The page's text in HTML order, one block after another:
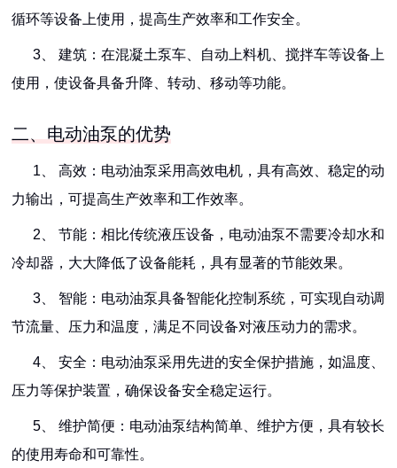
循环等设备上使用，提高生产效率和工作安全。
3、 建筑：在混凝土泵车、自动上料机、搅拌车等设备上
使用，使设备具备升降、转动、移动等功能。
二、电动油泵的优势
1、 高效：电动油泵采用高效电机，具有高效、稳定的动
力输出，可提高生产效率和工作效率。
2、 节能：相比传统液压设备，电动油泵不需要冷却水和
冷却器，大大降低了设备能耗，具有显著的节能效果。
3、 智能：电动油泵具备智能化控制系统，可实现自动调
节流量、压力和温度，满足不同设备对液压动力的需求。
4、 安全：电动油泵采用先进的安全保护措施，如温度、
压力等保护装置，确保设备安全稳定运行。
5、 维护简便：电动油泵结构简单、维护方便，具有较长
的使用寿命和可靠性。